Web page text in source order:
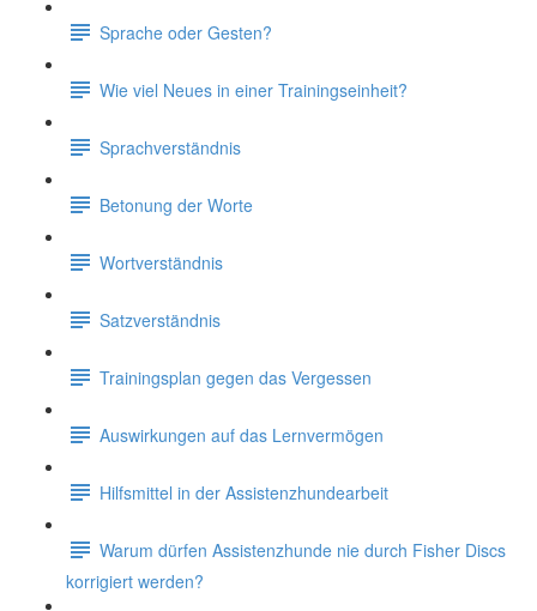
Sprache oder Gesten?
Wie viel Neues in einer Trainingseinheit?
Sprachverständnis
Betonung der Worte
Wortverständnis
Satzverständnis
Trainingsplan gegen das Vergessen
Auswirkungen auf das Lernvermögen
Hilfsmittel in der Assistenzhundearbeit
Warum dürfen Assistenzhunde nie durch Fisher Discs
korrigiert werden?